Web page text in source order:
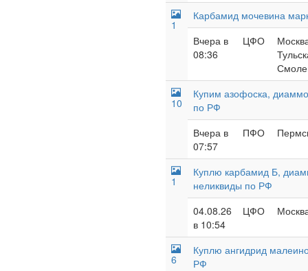
1
Карбамид мочевина
Вчера в
08:36
ЦФО
10
Купим азофоска,
по РФ
Вчера в
07:57
ПФО
1
Куплю карбамид Б,
неликвиды по РФ
04.08.26
в 10:54
ЦФО
6
Куплю ангидрид
РФ